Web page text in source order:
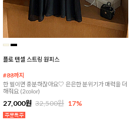
플로 텐셀 스트링 원피스
#88까지
한 벌이면 충분하잖아요♡ 은은한 분위기가 매력을 더
해줘요 (2color)
27,000원 32,500원 17%